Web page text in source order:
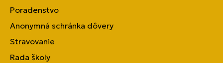
Poradenstvo
Anonymná schránka dôvery
Stravovanie
Rada školy